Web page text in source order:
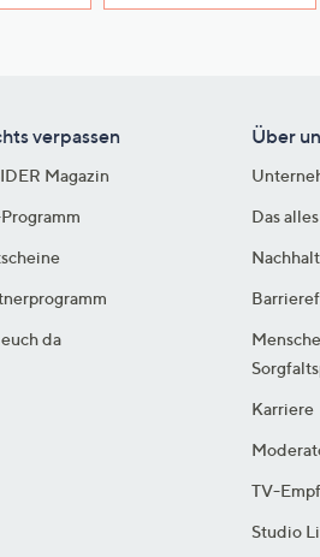
verpassen
Magazin
da
Über
Das
Karriere
TV-
Studio